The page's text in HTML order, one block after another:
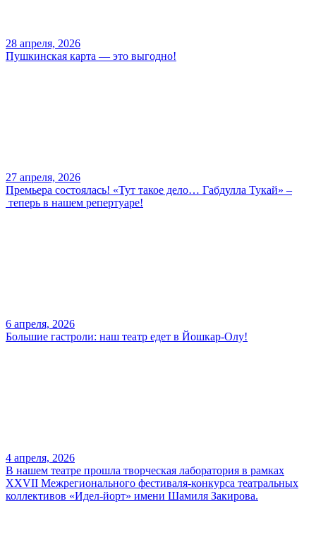
28 апреля, 2026
Пушкинская карта — это выгодно!
27 апреля, 2026
Премьера состоялась! «Тут такое дело… Габдулла Тукай» –
теперь в нашем репертуаре!
6 апреля, 2026
Большие гастроли: наш театр едет в Йошкар-Олу!
4 апреля, 2026
В нашем театре прошла творческая лаборатория в рамках
XXVII Межрегионального фестиваля-конкурса театральных
коллективов «Идел-йорт» имени Шамиля Закирова.